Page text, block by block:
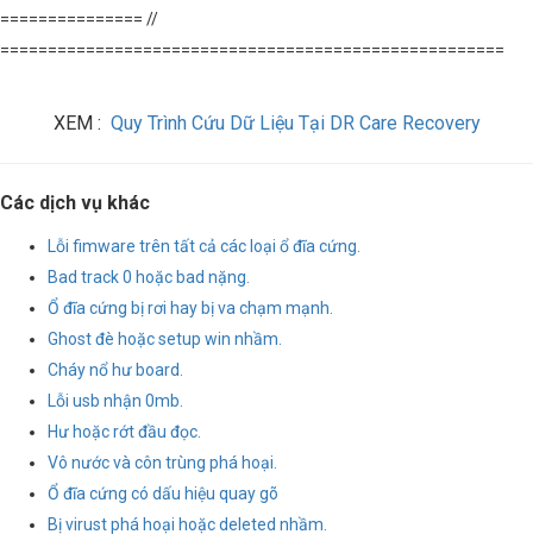
=============== //
=====================================================
XEM : Quy Trình Cứu Dữ Liệu Tại DR Care Recovery
Các dịch vụ khác
Lỗi fimware trên tất cả các loại ổ đĩa cứng.
Bad track 0 hoặc bad nặng.
Ổ đĩa cứng bị rơi hay bị va chạm mạnh.
Ghost đè hoặc setup win nhầm.
Cháy nổ hư board.
Lỗi usb nhận 0mb.
Hư hoặc rớt đầu đọc.
Vô nước và côn trùng phá hoại.
Ổ đĩa cứng có dấu hiệu quay gõ
Bị virust phá hoại hoặc deleted nhầm.